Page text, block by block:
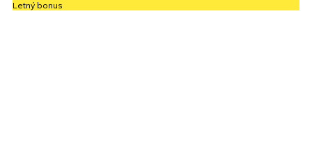
Letný bonus